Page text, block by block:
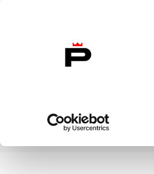
Etusivulle
Etusivu